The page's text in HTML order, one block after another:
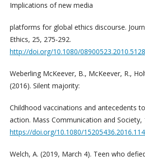
Implications of new media
platforms for global ethics discourse.
Ethics, 25, 275-292.
http://doi.org/10.1080/
Weberling McKeever, B., McKeever, R.,
(2016). Silent majority:
Childhood vaccinations and antecedents
action. Mass Communication and Society,
https://doi.org/10.1080/
Welch, A. (2019, March 4). Teen who